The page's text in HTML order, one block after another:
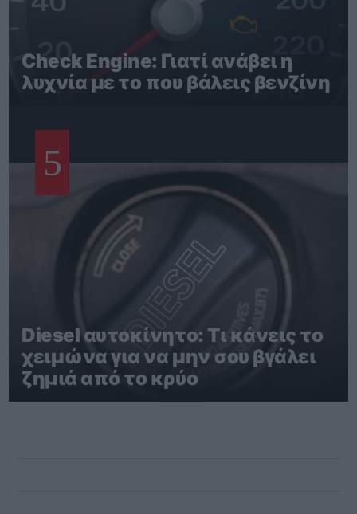
Check Engine: Γιατί ανάβει η
λυχνία με το που βάλεις βενζίνη
5
Diesel αυτοκίνητο: Τι κάνεις το
χειμώνα για να μην σου βγάλει
ζημιά από το κρύο